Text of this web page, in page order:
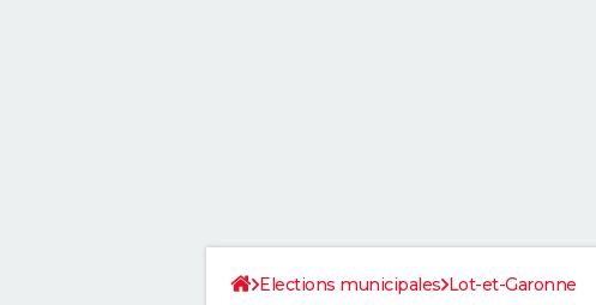
Elections municipales Lot-et-Garonne